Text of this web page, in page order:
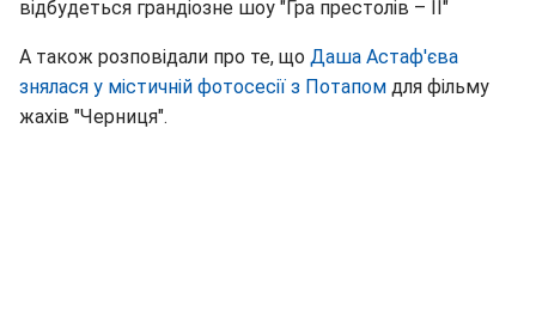
відбудеться грандіозне шоу "Гра престолів – II"
А також розповідали про те, що Даша Астаф'єва
знялася у містичній фотосесії з Потапом для фільму
жахів "Черниця".